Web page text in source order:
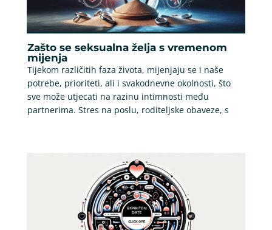
Zašto se seksualna želja s vremenom
mijenja
Tijekom različitih faza života, mijenjaju se i naše
potrebe, prioriteti, ali i svakodnevne okolnosti, što
sve može utjecati na razinu intimnosti među
partnerima. Stres na poslu, roditeljske obaveze, s